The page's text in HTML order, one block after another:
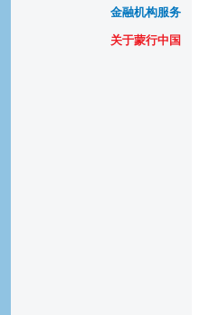
金融机构服务
关于蒙行中国